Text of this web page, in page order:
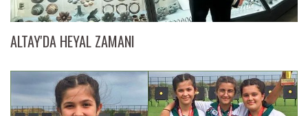
ALTAY'DA HEYAL ZAMANI